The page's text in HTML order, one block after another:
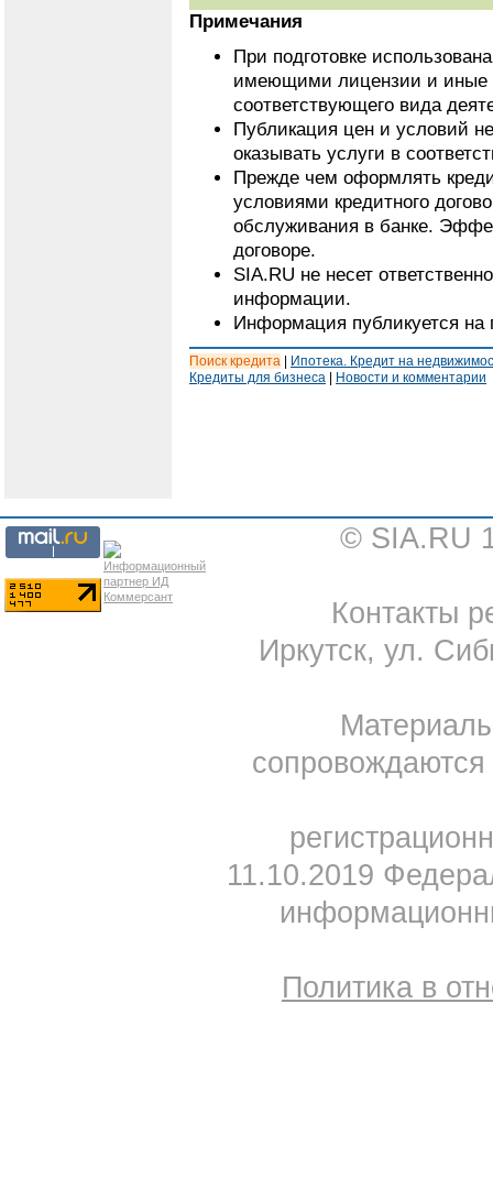
Примечания
При подготовке
имеющими лицензии и иные
соответствующего вида
Публикация цен и условий
оказывать услуги в
Прежде чем оформлять
условиями кредитного
обслуживания в банке.
договоре.
SIA.RU не несет
информации.
Информация публикуется на
Поиск кредита
Ипотека. Кредит на
Кредиты для бизнеса
Новости и комментарии
© SIA.RU
Контакты
Иркутск, ул.
11.10.2019
Политика в